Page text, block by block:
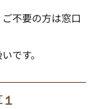
不要の方は窓口
です。